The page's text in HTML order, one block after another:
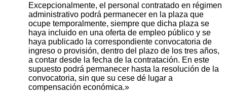
Excepcionalmente, el personal contratado en régimen
administrativo podrá permanecer en la plaza que
ocupe temporalmente, siempre que dicha plaza se
haya incluido en una oferta de empleo público y se
haya publicado la correspondiente convocatoria de
ingreso o provisión, dentro del plazo de los tres años,
a contar desde la fecha de la contratación. En este
supuesto podrá permanecer hasta la resolución de la
convocatoria, sin que su cese dé lugar a
compensación económica.»